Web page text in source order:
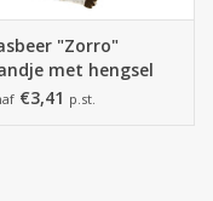
"Zorro"
met hengsel
€3,41 p.st.